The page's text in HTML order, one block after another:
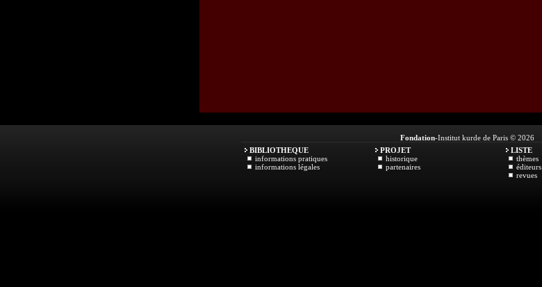
Fondation-Institut kurde de Paris © 2026
BIBLIOTHEQUE
informations pratiques
informations légales
PROJET
historique
partenaires
LISTE
thèmes
éditeurs
revues